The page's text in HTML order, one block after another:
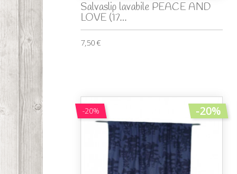
Salvaslip lavabile PEACE AND
LOVE (17...
7,50 €
-20% -20%